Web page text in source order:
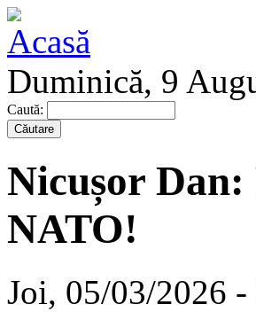
Duminică, 9
Caută:
Nicușor Dan:
NATO!
Joi, 05/03/2026 -